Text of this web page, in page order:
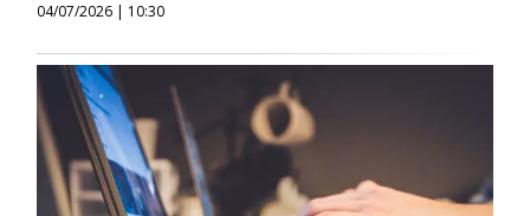
04/07/2026 | 10:30